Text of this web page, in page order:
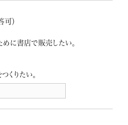
可）
めに書店で販売したい。
くりたい。